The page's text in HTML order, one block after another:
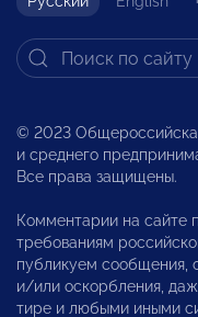
© 2023
и среднего
Все права защищены.
Комментарии на сайте
требованиям
публикуем сообщения,
и/или оскорбления,
тире и любыми иными